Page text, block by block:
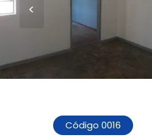
<
Código 0016